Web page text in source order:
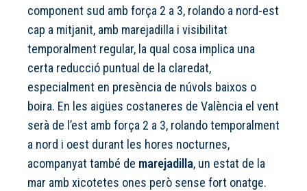
component sud amb força 2 a 3, rolando a nord-est
cap a mitjanit, amb marejadilla i visibilitat
temporalment regular, la qual cosa implica una
certa reducció puntual de la claredat,
especialment en presència de núvols baixos o
boira. En les aigües costaneres de València el vent
serà de l’est amb força 2 a 3, rolando temporalment
a nord i oest durant les hores nocturnes,
acompanyat també de marejadilla, un estat de la
mar amb xicotetes ones però sense fort onatge.